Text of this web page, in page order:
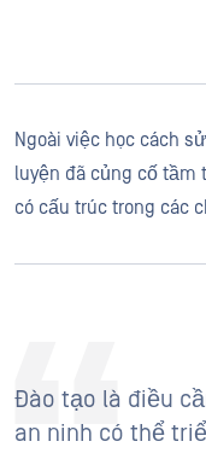
Ngoài việc học cách
luyện đã củng cố tầm
có cấu trúc trong các
Đào tạo là điều
an ninh có thể